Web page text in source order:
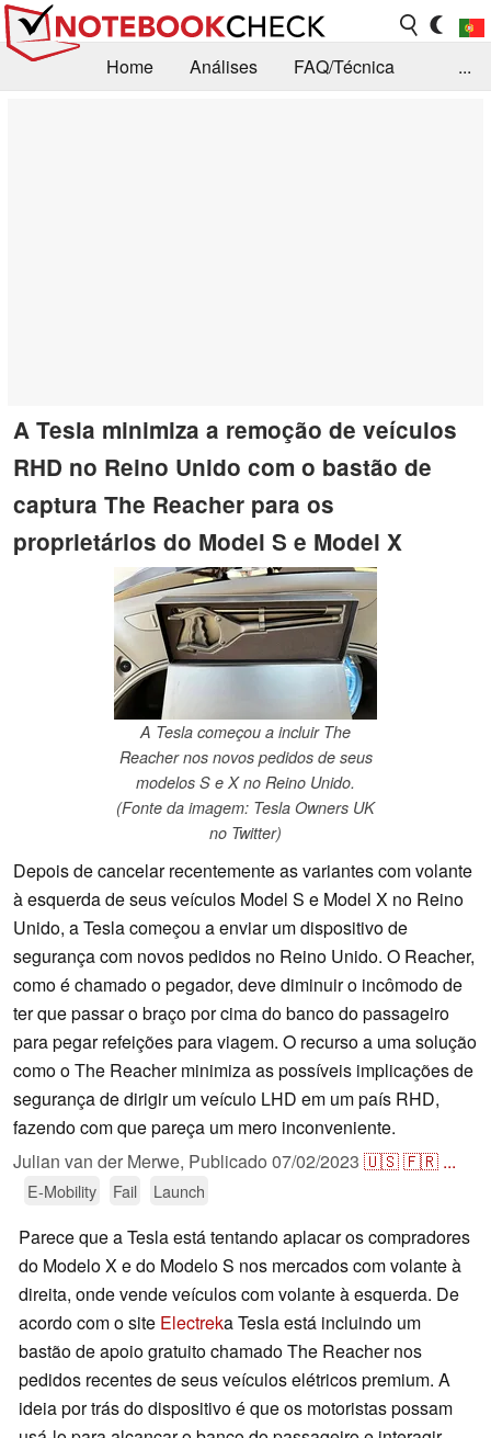
Home Análises
FAQ/Técnica
...
A Tesla minimiza a remoção de veículos
RHD no Reino Unido com o bastão de
captura The Reacher para os
proprietários do Model S e Model X
A Tesla começou a incluir The
Reacher nos novos pedidos de seus
modelos S e X no Reino Unido.
(Fonte da imagem: Tesla Owners UK
no Twitter)
Depois de cancelar recentemente as variantes com volante
à esquerda de seus veículos Model S e Model X no Reino
Unido, a Tesla começou a enviar um dispositivo de
segurança com novos pedidos no Reino Unido. O Reacher,
como é chamado o pegador, deve diminuir o incômodo de
ter que passar o braço por cima do banco do passageiro
para pegar refeições para viagem. O recurso a uma solução
como o The Reacher minimiza as possíveis implicações de
segurança de dirigir um veículo LHD em um país RHD,
fazendo com que pareça um mero inconveniente.
Julian van der Merwe, Publicado 07/02/2023 🇺🇸🇫🇷 ...
E-Mobility Fail Launch
Parece que a Tesla está tentando aplacar os compradores
do Modelo X e do Modelo S nos mercados com volante à
direita, onde vende veículos com volante à esquerda. De
acordo com o site Electreka Tesla está incluindo um
bastão de apoio gratuito chamado The Reacher nos
pedidos recentes de seus veículos elétricos premium. A
ideia por trás do dispositivo é que os motoristas possam